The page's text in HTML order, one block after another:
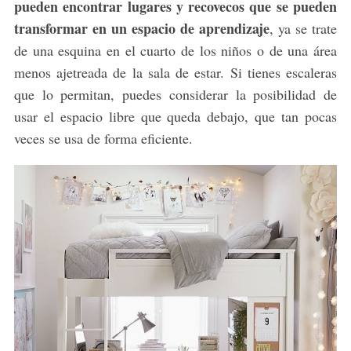
pueden encontrar lugares y recovecos que se pueden
transformar en un espacio de aprendizaje, ya se trate
de una esquina en el cuarto de los niños o de una área
menos ajetreada de la sala de estar. Si tienes escaleras
que lo permitan, puedes considerar la posibilidad de
usar el espacio libre que queda debajo, que tan pocas
veces se usa de forma eficiente.